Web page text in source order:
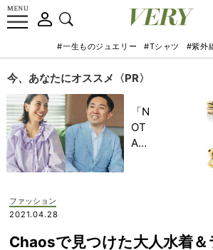
#一生ものジュエリー #Tシャツ #紫外
今、あなたにオススメ〈PR〉
「N
OT
A
記憶
ファッション
2021.04.28
Chaosで見つけた大人水着